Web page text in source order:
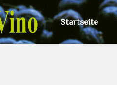
Startseite